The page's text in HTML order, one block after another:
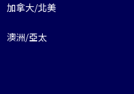
加拿大/北美
澳洲/亞太